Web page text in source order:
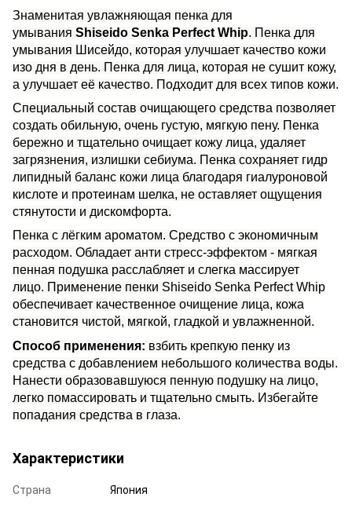
Знаменитая увлажняющая пенка для
умывания Shiseido Senka Perfect Whip. Пенка для
умывания Шисейдо, которая улучшает качество кожи
изо дня в день. Пенка для лица, которая не сушит кожу,
а улучшает её качество. Подходит для всех типов кожи.
Специальный состав очищающего средства позволяет
создать обильную, очень густую, мягкую пену. Пенка
бережно и тщательно очищает кожу лица, удаляет
загрязнения, излишки себиума. Пенка сохраняет гидр
липидный баланс кожи лица благодаря гиалуроновой
кислоте и протеинам шелка, не оставляет ощущения
стянутости и дискомфорта.
Пенка с лёгким ароматом. Средство с экономичным
расходом. Обладает анти стресс-эффектом - мягкая
пенная подушка расслабляет и слегка массирует
лицо. Применение пенки Shiseido Senka Perfect Whip
обеспечивает качественное очищение лица, кожа
становится чистой, мягкой, гладкой и увлажненной.
Способ применения: взбить крепкую пенку из
средства с добавлением небольшого количества воды.
Нанести образовавшуюся пенную подушку на лицо,
легко помассировать и тщательно смыть. Избегайте
попадания средства в глаза.
Характеристики
Страна Япония